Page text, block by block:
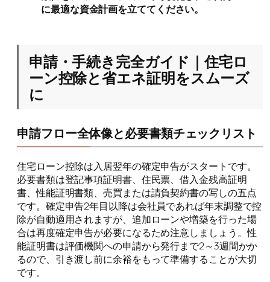
に最適な資金計画を立ててください。
申請・手続き完全ガイド｜住宅ロ
ーン控除と省エネ証明をスムーズ
に
申請フロー全体像と必要書類チェックリスト
住宅ローン控除は入居翌年の確定申告がスタートです。
必要書類は登記事項証明書、住民票、借入金残高証明
書、性能証明書類、売買または請負契約書の写しの五点
です。確定申告2年目以降は会社員であれば年末調整で控
除が自動適用されますが、追加ローンや増築を行った場
合は再度確定申告が必要になるため注意しましょう。性
能証明書は評価機関への申請から発行まで2～3週間かか
るので、引き渡し前に余裕をもって準備することが大切
です。